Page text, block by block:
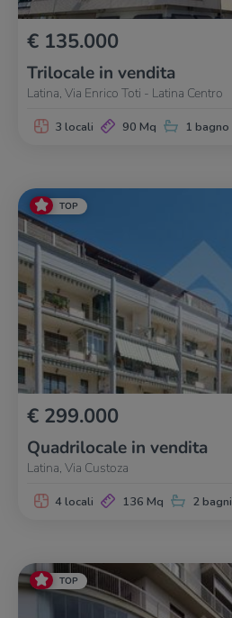
€ 135.000
Trilocale in vendita
Latina, Via Enrico Toti - Latina Centro
3 locali 90 Mq 1 bagno
TOP
€ 299.000
Quadrilocale in vendita
Latina, Via Custoza
4 locali 136 Mq 2 bagni
TOP